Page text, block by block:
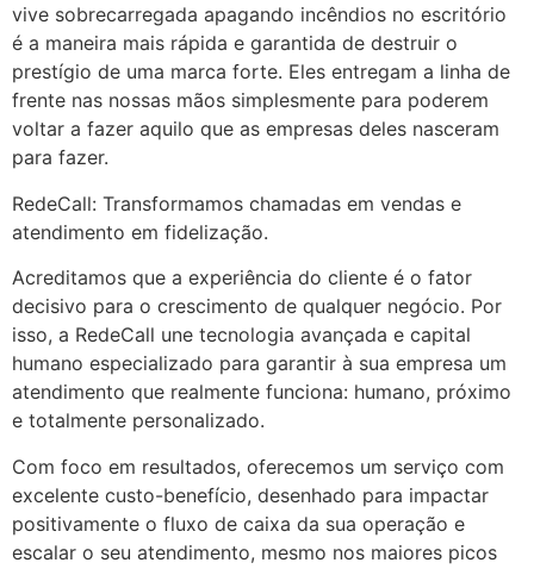
vive sobrecarregada apagando incêndios no escritório
é a maneira mais rápida e garantida de destruir o
prestígio de uma marca forte. Eles entregam a linha de
frente nas nossas mãos simplesmente para poderem
voltar a fazer aquilo que as empresas deles nasceram
para fazer.
RedeCall: Transformamos chamadas em vendas e
atendimento em fidelização.
Acreditamos que a experiência do cliente é o fator
decisivo para o crescimento de qualquer negócio. Por
isso, a RedeCall une tecnologia avançada e capital
humano especializado para garantir à sua empresa um
atendimento que realmente funciona: humano, próximo
e totalmente personalizado.
Com foco em resultados, oferecemos um serviço com
excelente custo-benefício, desenhado para impactar
positivamente o fluxo de caixa da sua operação e
escalar o seu atendimento, mesmo nos maiores picos